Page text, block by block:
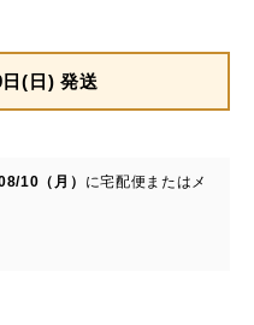
(日) 発送
10（月） に宅配便またはメ